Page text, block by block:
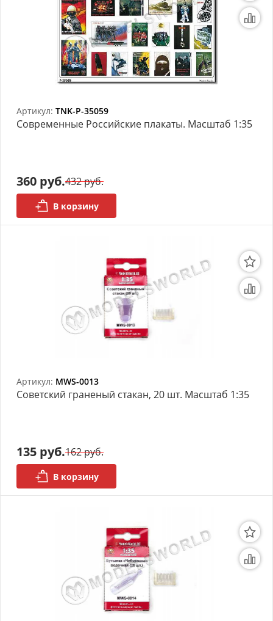
Артикул: TNK-P-35059
Современные Российские плакаты. Масштаб 1:35
360 руб.432 руб.
В корзину
Артикул: MWS-0013
Советский граненый стакан, 20 шт. Масштаб 1:35
135 руб.162 руб.
В корзину